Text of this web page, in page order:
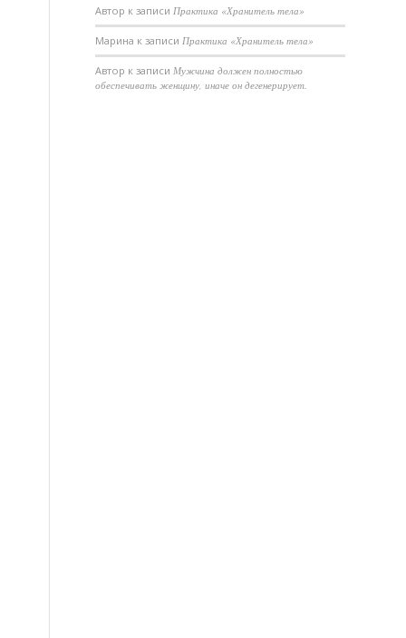
Автор к записиПрактика «Хранитель тела»
Марина к записиПрактика «Хранитель тела»
Автор к записиМужчина должен полностью
обеспечивать женщину, иначе он дегенерирует.